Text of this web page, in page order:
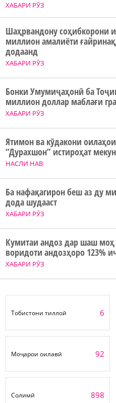
ХАБАРИ РӮЗ
ХАБАРИ РӮЗ
Шаҳрвандону соҳибкорони
миллион амалиёти
додаанд
ХАБАРИ РӮЗ
Бонки Умумиҷаҳонӣ ба
миллион доллар маблағи
НАСЛИ НАВ
Ятимон ва кӯдакони
“Дурахшон” истироҳат
ХАБАРИ РӮЗ
Ба нафақагирон беш аз ду
дода шудааст
ХАБАРИ РӮЗ
Кумитаи андоз дар шаш
воридоти андозҳоро 123%
Тобистони тиллоӣ 6
Моҷарои оилавӣ 92
Солимӣ 898